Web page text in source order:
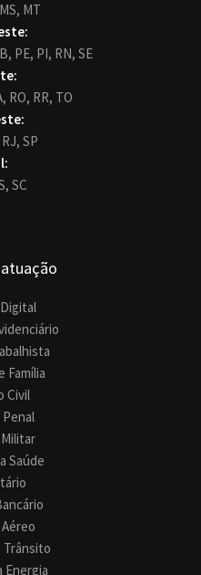
MS, MT
PE, PI, RN, SE
RO, RR, TO
RJ, SP
SC
Família
Civil
Saúde
Trânsito
Energia